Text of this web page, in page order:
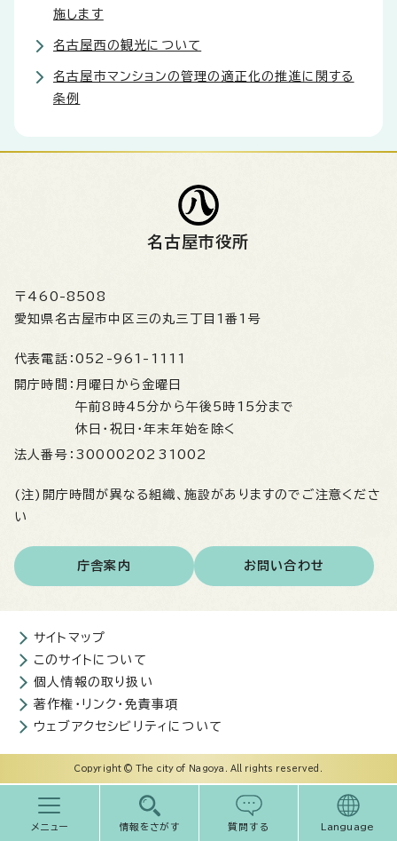
メニュー 情報をさがす 質問する Language
施します
名古屋西の観光について
名古屋市マンションの管理の適正化の推進に関する
条例
名古屋市役所
〒460-8508
愛知県名古屋市中区三の丸三丁目1番1号
代表電話： 052-961-1111
開庁時間： 月曜日から金曜日
午前8時45分から午後5時15分まで
休日・祝日・年末年始を除く
法人番号： 3000020231002
(注)開庁時間が異なる組織、施設がありますのでご注意くださ
い
庁舎案内 お問い合わせ
サイトマップ
このサイトについて
個人情報の取り扱い
著作権・リンク・免責事項
ウェブアクセシビリティについて
Copyright © The city of Nagoya. All rights reserved.